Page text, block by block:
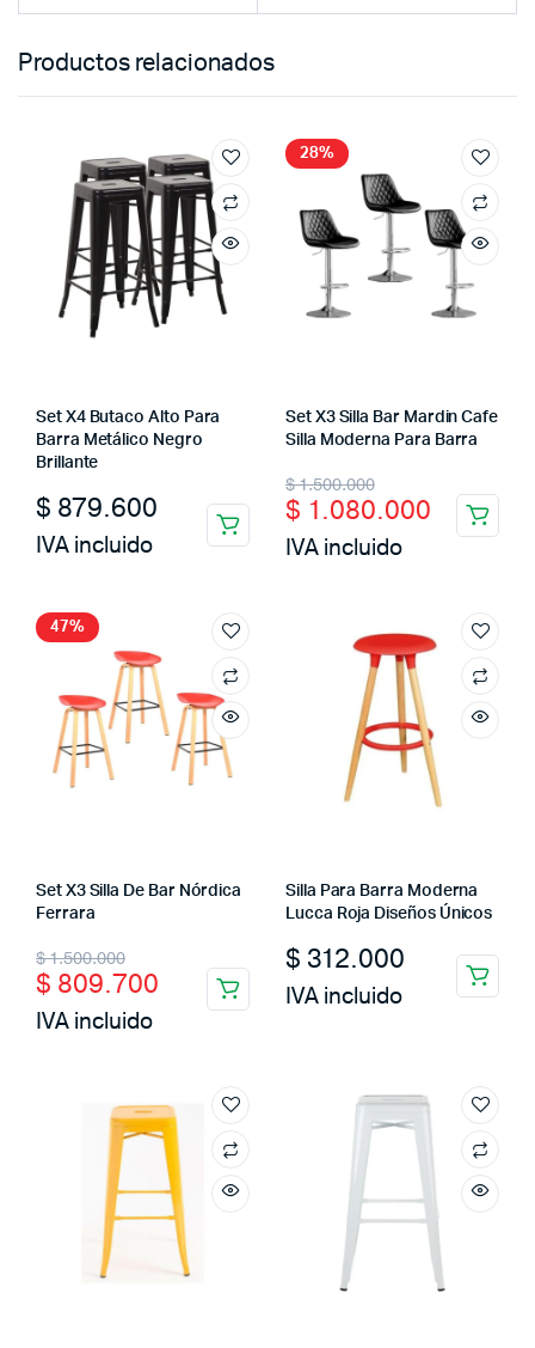
Productos relacionados
Set X4 Butaco Alto Para
Barra Metálico Negro
Brillante
$ 879.600
IVA incluido
28%
Set X3 Silla Bar Mardin Cafe
Silla Moderna Para Barra
$1.500.000
Original
price
was:
$ 1.080.000
Current
price
is:
IVA incluido
47%
Set X3 Silla De Bar Nórdica
Ferrara
$1.500.000
Original
price
was:
$ 809.700
Current
price
is:
IVA incluido
Silla Para Barra Moderna
Lucca Roja Diseños Únicos
$ 312.000
IVA incluido